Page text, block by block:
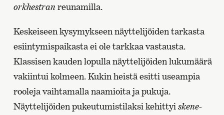
orkhestranreunamilla.
Keskeiseen kysymykseen näyttelijöiden tarkasta
esiintymispaikasta ei ole tarkkaa vastausta.
Klassisen kauden lopulla näyttelijöiden lukumäärä
vakiintui kolmeen. Kukin heistä esitti useampia
rooleja vaihtamalla naamioita ja pukuja.
Näyttelijöiden pukeutumistilaksi kehittyi skene-